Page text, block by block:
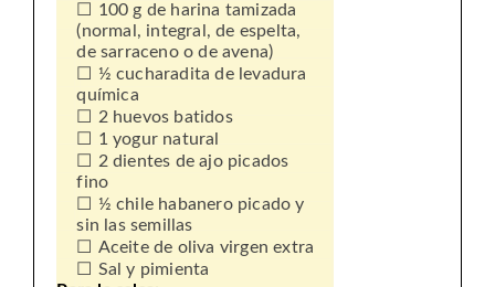
100 g de harina tamizada
(normal, integral, de espelta,
de sarraceno o de avena)
½ cucharadita de levadura
química
2 huevos batidos
1 yogur natural
2 dientes de ajo picados
fino
½ chile habanero picado y
sin las semillas
Aceite de oliva virgen extra
Sal y pimienta